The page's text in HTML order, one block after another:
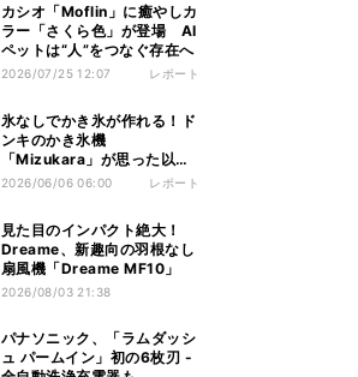
カシオ「Moflin」に癒やしカ
ラー「さくら色」が登場 AI
ペットは“人”をつなぐ存在へ
2026/07/25 12:07 レポート
氷なしでかき氷が作れる！ド
ンキのかき氷機
「Mizukara」が思った以上
に全部やってくれた
2026/06/06 06:00 レポート
見た目のインパクト絶大！
Dreame、新趣向の羽根なし
扇風機「Dreame MF10」
2026/08/03 21:38
パナソニック、「ラムダッシ
ュ パームイン」初の6枚刃 -